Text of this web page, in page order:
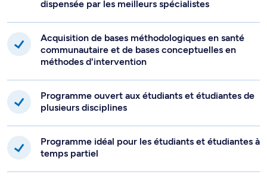
dispensée par les meilleurs spécialistes
Acquisition de bases méthodologiques en santé
communautaire et de bases conceptuelles en
méthodes d'intervention
Programme ouvert aux étudiants et étudiantes de
plusieurs disciplines
Programme idéal pour les étudiants et étudiantes à
temps partiel